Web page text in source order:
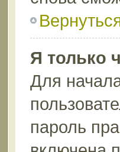
Я только
Для
пароль